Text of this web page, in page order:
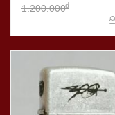
1.200.000đ